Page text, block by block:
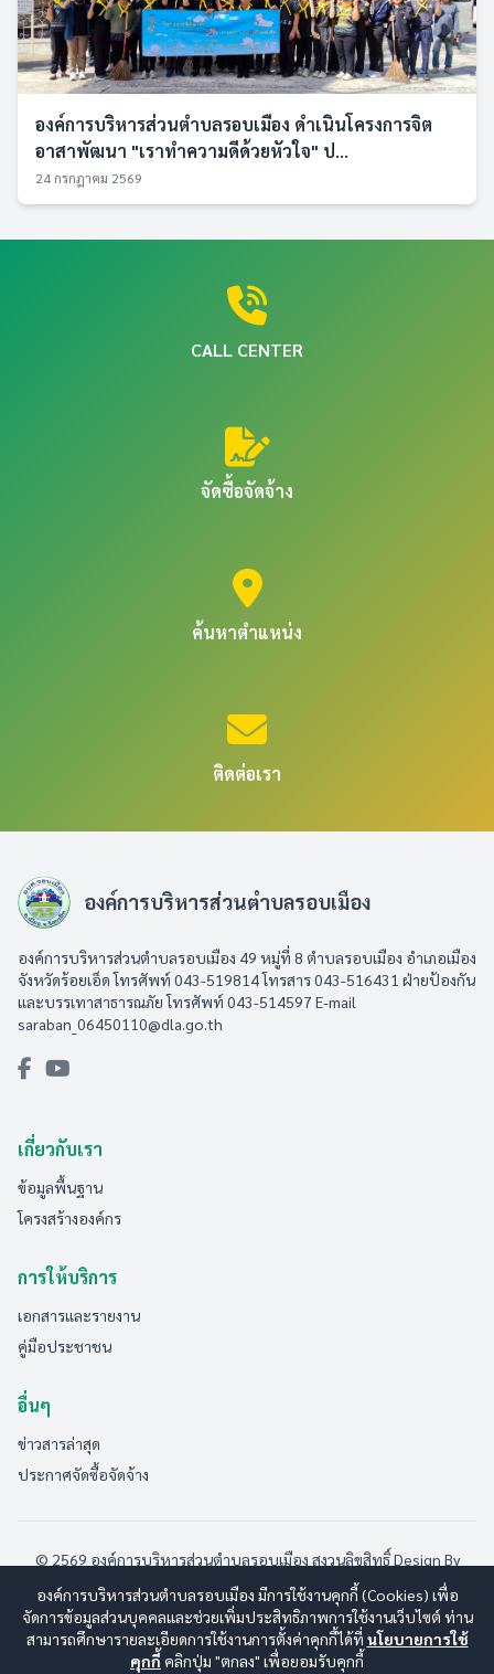
องค์การบริหารส่วนตำบลรอบเมือง ดำเนินโครงการจิต
อาสาพัฒนา "เราทำความดีด้วยหัวใจ" ป...
24 กรกฎาคม 2569
CALL CENTER
จัดซื้อจัดจ้าง
ค้นหาตำแหน่ง
ติดต่อเรา
องค์การบริหารส่วนตำบลรอบเมือง
องค์การบริหารส่วนตำบลรอบเมือง 49 หมู่ที่ 8 ตำบลรอบเมือง อำเภอเมือง
จังหวัดร้อยเอ็ด โทรศัพท์ 043-519814 โทรสาร 043-516431​ ฝ่ายป้องกัน
และบรรเทาสาธารณภัย โทรศัพท์ 043-514597 E-mail
saraban_06450110@dla.go.th
เกี่ยวกับเรา
ข้อมูลพื้นฐาน
โครงสร้างองค์กร
การให้บริการ
เอกสารและรายงาน
คู่มือประชาชน
อื่นๆ
ข่าวสารล่าสุด
ประกาศจัดซื้อจัดจ้าง
© 2569 องค์การบริหารส่วนตำบลรอบเมือง สงวนลิขสิทธิ์Design By
นโยบายการใช้งาน | นโยบายการคุ้มครองข้อมูลส่วนบุคคล |
นโยบายการรักษาความปลอดภัยมั่นคงเว็บไซต์ | แผนผังเว็บไซต์
องค์การบริหารส่วนตำบลรอบเมือง มีการใช้งานคุกกี้ (Cookies) เพื่อ
จัดการข้อมูลส่วนบุคคลและช่วยเพิ่มประสิทธิภาพการใช้งานเว็บไซต์ ท่าน
สามารถศึกษารายละเอียดการใช้งานการตั้งค่าคุกกี้ได้ที่ นโยบายการใช้
คุกกี้ คลิกปุ่ม "ตกลง" เพื่อยอมรับคุกกี้